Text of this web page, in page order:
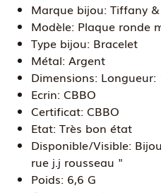
Marque bijou: Tiffany
Modèle: Plaque ronde
Type bijou: Bracelet
Métal: Argent
Dimensions: Longueur:
Ecrin: CBBO
Certificat: CBBO
Etat: Très bon état
Disponible/Visible:
rue j.j rousseau "
Poids: 6,6 G